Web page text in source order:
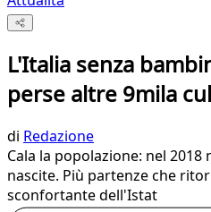
L'Italia senza
perse altre 9mila
di Redazione
Cala la popolazione: nel
nascite. Più partenze che
sconfortante dell'Istat